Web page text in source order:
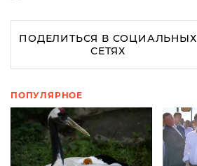
ПОДЕЛИТЬСЯ В СОЦИАЛЬНЫХ
СЕТЯХ
ПОПУЛЯРНОЕ